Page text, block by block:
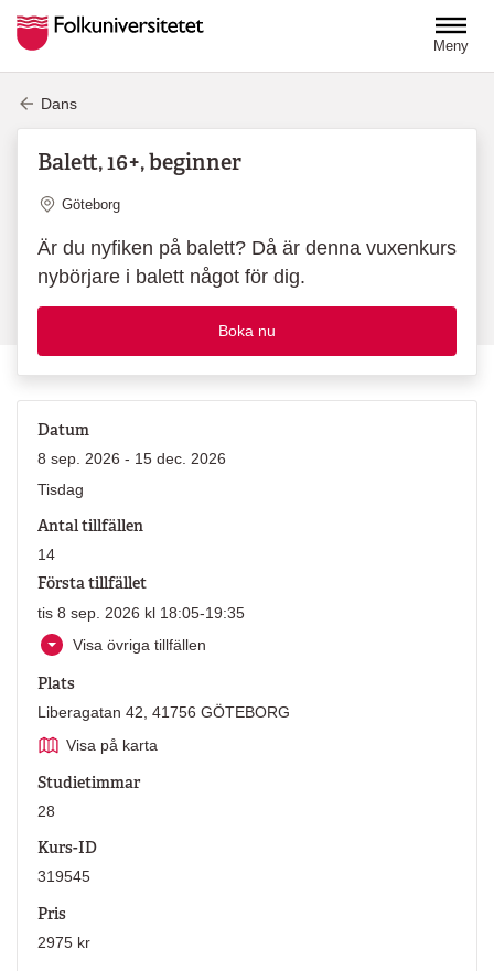
Meny
Dans
Balett, 16+, beginner
Plats
Göteborg
Är du nyfiken på balett? Då är denna vuxenkurs
nybörjare i balett något för dig.
Boka nu
Datum
8 sep. 2026 - 15 dec. 2026
Tisdag
Antal tillfällen
14
Första tillfället
tis 8 sep. 2026 kl 18:05-19:35
Visa övriga tillfällen
Plats
Liberagatan 42, 41756 GÖTEBORG
Visa på karta
Studietimmar
28
Kurs-ID
319545
Pris
2975 kr